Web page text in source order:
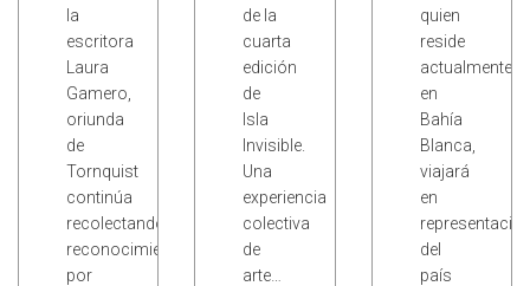
la
escritora
Laura
Gamero,
oriunda
de
Tornquist
continúa
recolectando
reconocimientos
por
de la
cuarta
edición
de
Isla
Invisible.
Una
experiencia
colectiva
de
arte…
quien
reside
actualmente
en
Bahía
Blanca,
viajará
en
del
país